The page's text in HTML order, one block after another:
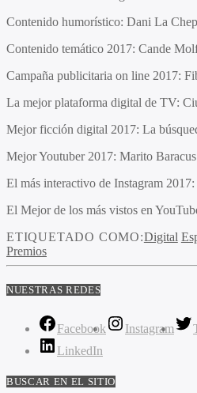
Contenido humorístico: Dani La
Contenido temático 2017: Cande
Campaña publicitaria on line 2017:
La mejor plataforma digital de TV:
Mejor ficción digital 2017: La
Mejor Youtuber 2017: Marito Baracus
El más interactivo de Instagram
El Mejor de los más vistos en
ETIQUETADO COMO:Digital
Premios
NUESTRAS REDES
Facebook Instagram
LinkedIn
BUSCAR EN EL SITIO